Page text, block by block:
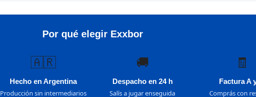
Por qué elegir Exxbor
🇦🇷
Hecho en Argentina
Producción sin intermediarios
🚚
Despacho en 24 h
Salís a jugar enseguida
🧾
Factura A
Comprás con